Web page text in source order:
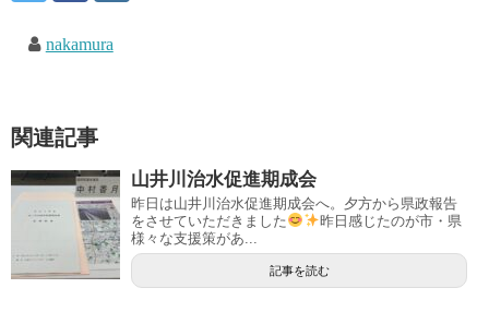
nakamura
関連記事
山井川治水促進期成会
昨日は山井川治水促進期成会へ。夕方から県政報告
をさせていただきました
昨日感じたのが市・県
様々な支援策があ...
記事を読む